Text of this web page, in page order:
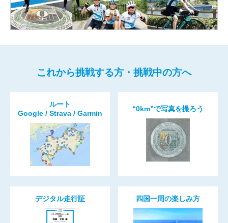
これから挑戦する方・挑戦中の方へ
ルート
Google / Strava / Garmin
“0km”で写真を撮ろう
デジタル走行証 四国一周の楽しみ方